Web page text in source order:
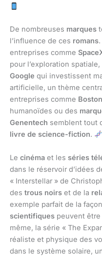
De nombreuses marques
l’influence de ces romans
entreprises comme
pour l’exploration
Google qui investissent
artificielle, un thème
entreprises comme
humanoïdes ou des
Genentech semblent tout
livre de science-fiction.
Le cinéma et les séries
dans le réservoir d’idées
« Interstellar » de
des trous noirs et de la
exemple parfait de la
scientifiques peuvent
même, la série « The
réaliste et physique des
dans le système solaire,